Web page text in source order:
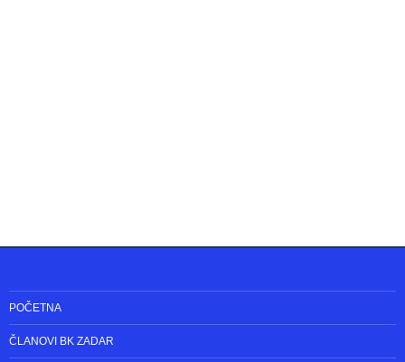
POČETNA
ČLANOVI BK ZADAR